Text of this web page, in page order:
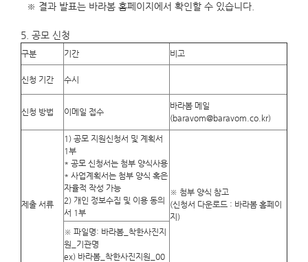
※ 결과 발표는 바라봄 홈페이지에서 확인할 수 있습니다.
5. 공모 신청
구분 기간 비고
신청 기간 수시
신청 방법 이메일 접수
바라봄 메일
(baravom@baravom.co.kr)
제출 서류
1) 공모 지원신청서 및 계획서
1부
* 공모 신청서는 첨부 양식사용
* 사업계획서는 첨부 양식 혹은
자율적 작성 가능
2) 개인 정보수집 및 이용 동의
서 1부
※ 첨부 양식 참고
(신청서 다운로드 : 바라봄 홈페이
지)
※ 파일명: 바라봄_착한사진지
원_기관명
ex) 바라봄_착한사진지원_00